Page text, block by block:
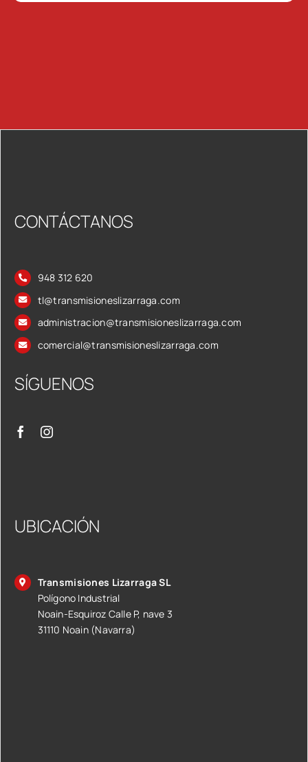
CONTÁCTANOS
948 312 620
tl@transmisioneslizarraga.com
administracion@transmisioneslizarraga.com
comercial@transmisioneslizarraga.com
SÍGUENOS
UBICACIÓN
Transmisiones Lizarraga SL
Polígono Industrial
Noain-Esquiroz Calle P, nave 3
31110 Noain (Navarra)